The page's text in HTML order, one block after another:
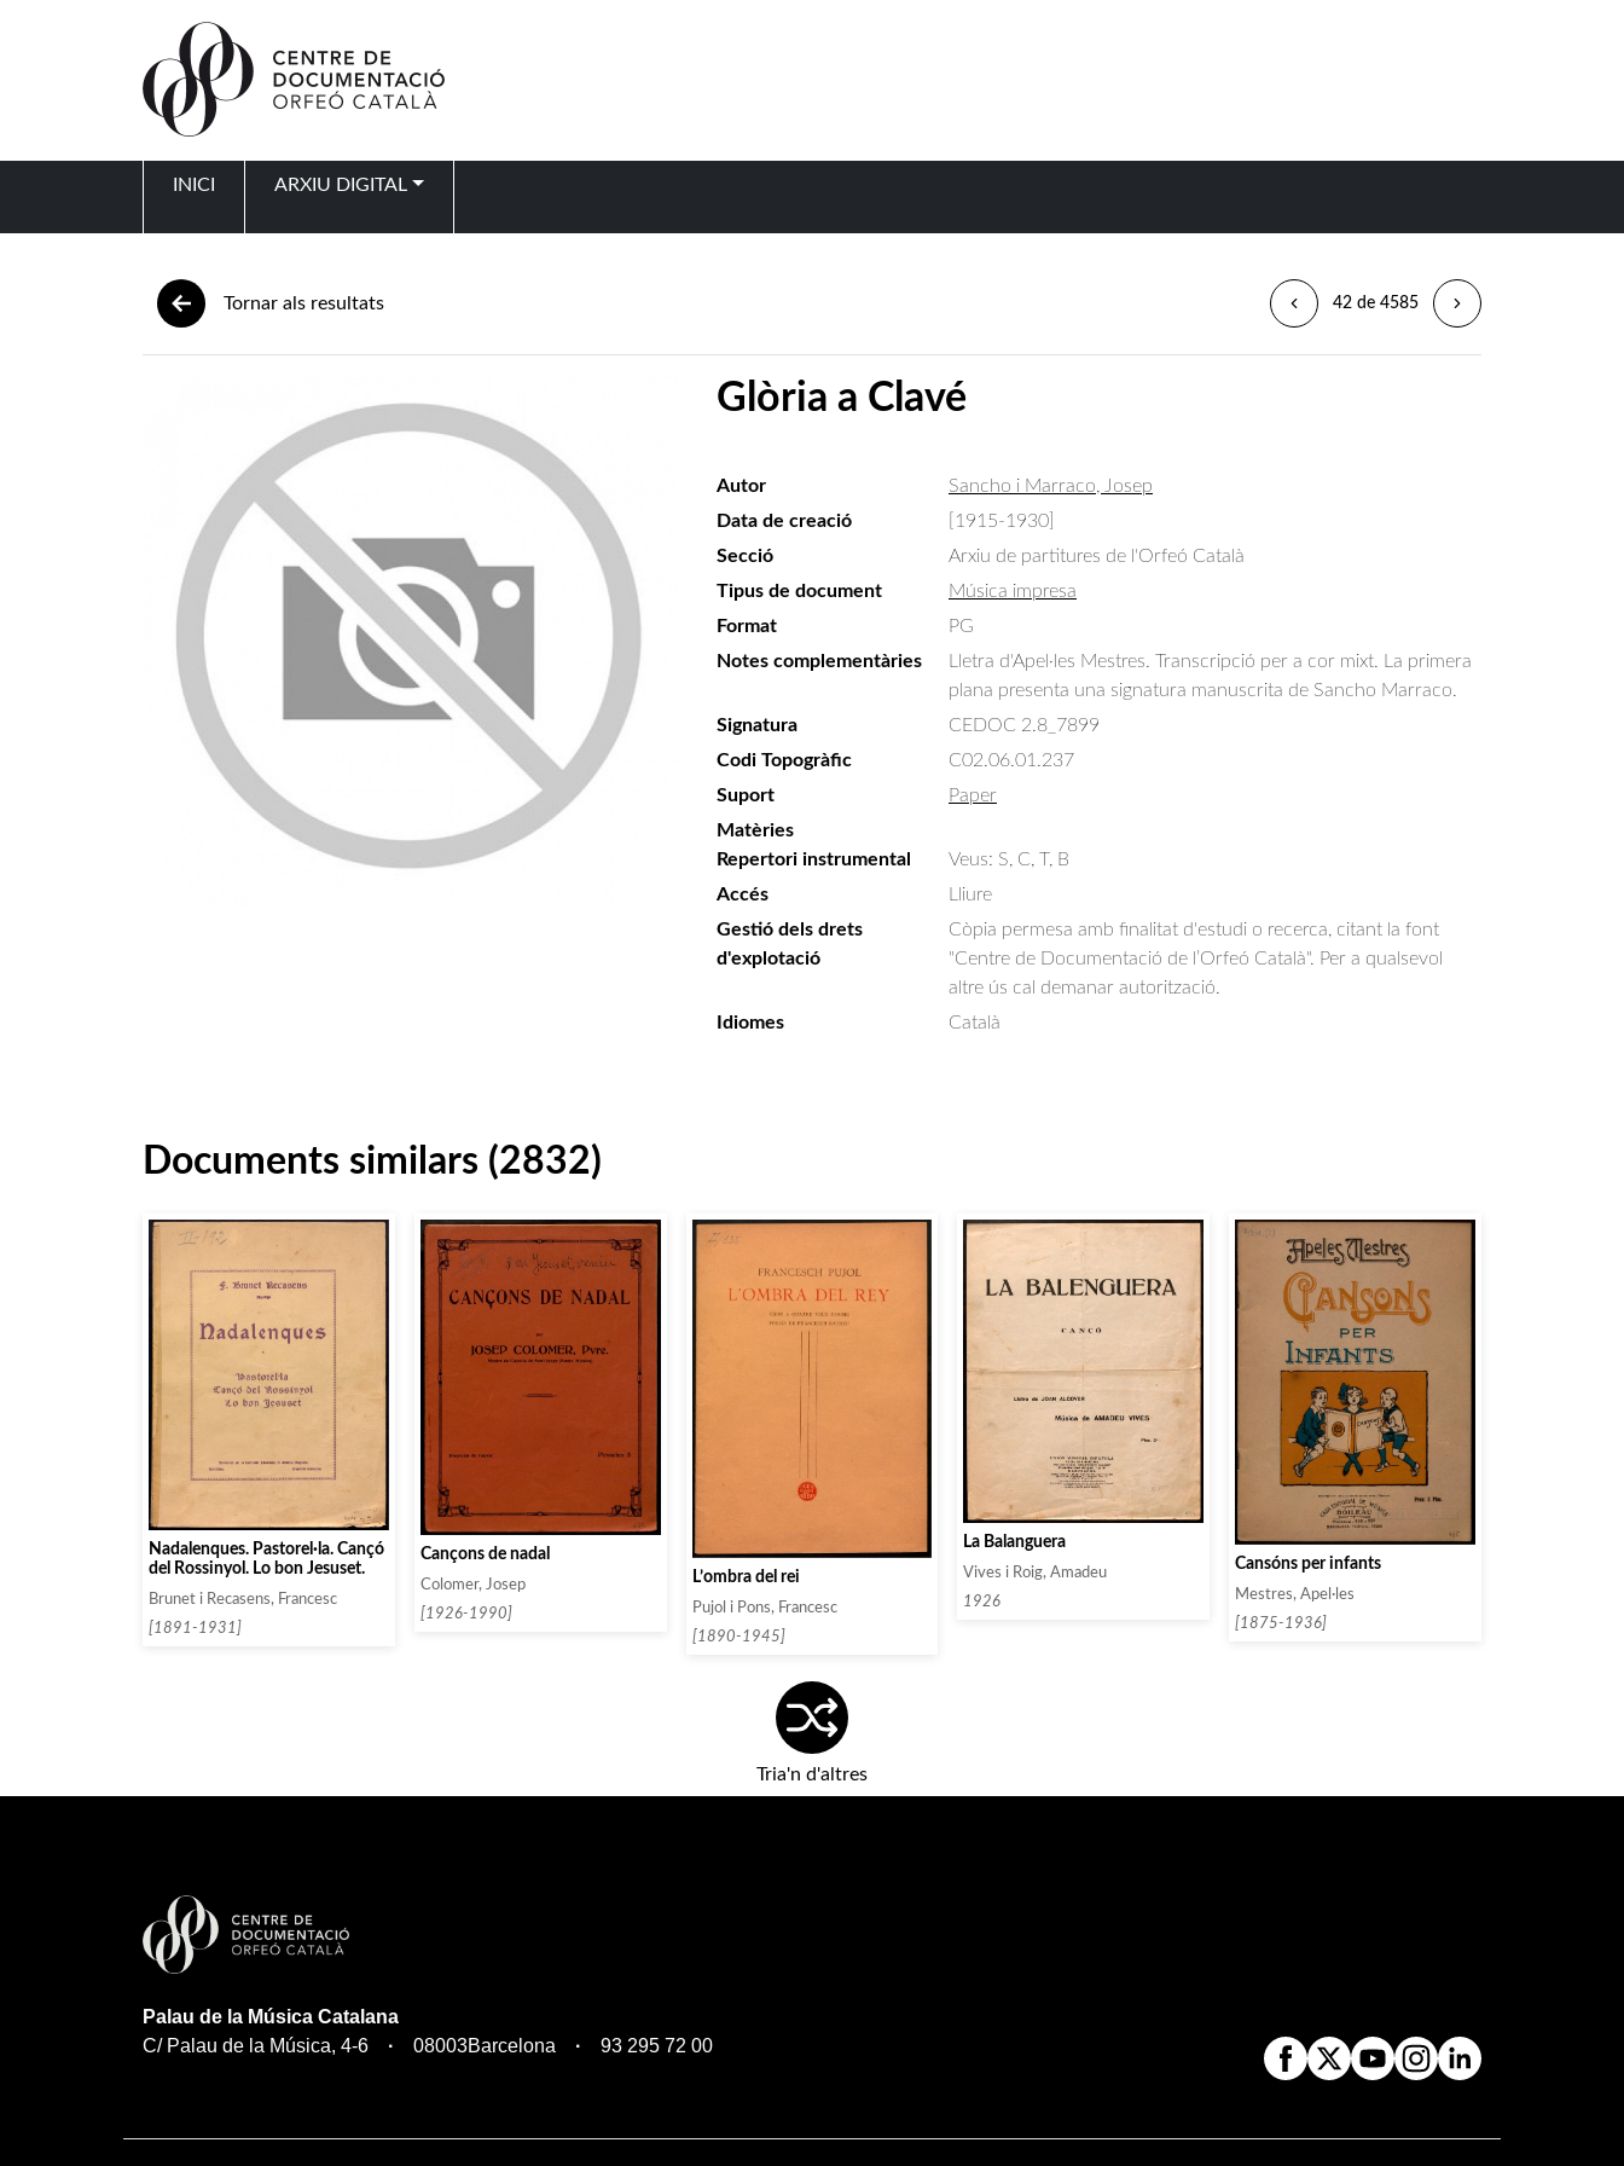
INICI ARXIU DIGITAL
Tornar als resultats 42 de 4585
Glòria a Clavé
Autor
Sancho i Marraco, Josep
Data de creació
[1915-1930]
Secció
Arxiu de partitures de l'Orfeó Català
Tipus de document
Música impresa
Format
PG
Notes complementàries
Lletra d'Apel·les Mestres. Transcripció per a cor mixt. La primera
plana presenta una signatura manuscrita de Sancho Marraco.
Signatura
CEDOC 2.8_7899
Codi Topogràfic
C02.06.01.237
Suport
Paper
Matèries
Repertori instrumental
Veus: S, C, T, B
Accés
Lliure
Gestió dels drets
d'explotació
Còpia permesa amb finalitat d'estudi o recerca, citant la font
"Centre de Documentació de l’Orfeó Català". Per a qualsevol
altre ús cal demanar autorització.
Idiomes
Català
Documents similars (2832)
Nadalenques. Pastorel·la. Cançó
del Rossinyol. Lo bon Jesuset.
Brunet i Recasens, Francesc
[1891-1931]
Cançons de nadal
Colomer, Josep
[1926-1990]
L’ombra del rei
Pujol i Pons, Francesc
[1890-1945]
La Balanguera
Vives i Roig, Amadeu
1926
Cansóns per infants
Mestres, Apel·les
[1875-1936]
Tria'n d'altres
Palau de la Música Catalana
C/ Palau de la Música, 4-6
08003Barcelona 93 295 72 00